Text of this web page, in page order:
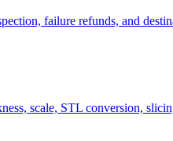
failure refunds, and
scale, STL conversion,